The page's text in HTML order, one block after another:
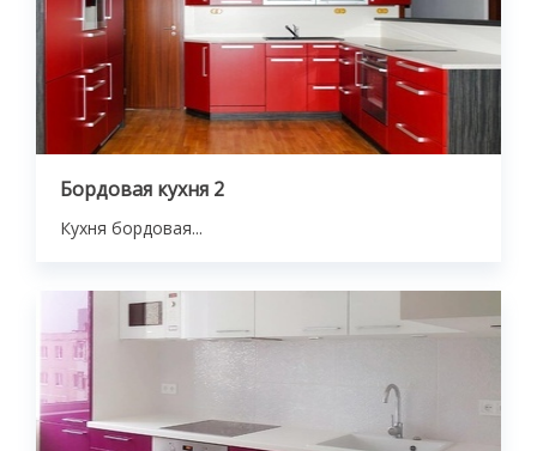
Бордовая кухня 2
Кухня бордовая...